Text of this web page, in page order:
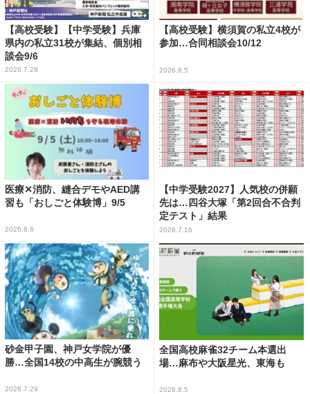
【高校受験】【中学受験】兵庫
県内の私立31校が集結、個別相
談会9/6
2026.7.28
【高校受験】横須賀の私立4校が
参加…合同相談会10/12
2026.8.5
医療✕消防、縫合デモやAED講
習も「おしごと体験博」9/5
2026.8.6
【中学受験2027】人気校の併願
先は…四谷大塚「第2回合不合判
定テスト」結果
2026.7.16
砂金甲子園、神戸女学院が優
勝…全国14校の中高生が腕競う
2026.7.29
全国高校麻雀32チーム本選出
場…麻布や大阪星光、東海も
2026.8.5